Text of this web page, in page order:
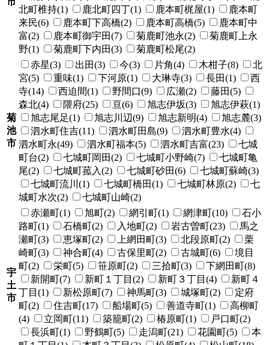
北町椎持(1)
鹿北町四丁(1) 鹿本町梶屋(1)
鹿本町
来民(6)
鹿本町下高橋(2) 鹿本町高橋(5)
鹿本町中
富(2)
鹿本町御宇田(7) 菊鹿町池永(2)
菊鹿町上永
野(1)
菊鹿町下内田(3) 菊鹿町松尾(2)
菊
池
市
赤星(3) 出田(3) 今(3) 片角(4) 木柑子(8)
北
宮(5)
重味(1) 下河原(1) 大琳寺(3) 長田(1)
西
寺(14)
西迫間(1) 野間口(9) 広瀬(2)
藤田(5)
森北(4)
隈府(25) 亘(6) 旭志伊坂(3)
旭志伊萩(1)
旭志尾足(1)
旭志川辺(9) 旭志新明(4)
旭志麓(3)
泗水町住吉(11)
泗水町田島(9)
泗水町豊水(4)
泗水町永(49)
泗水町福本(5) 泗水町吉富(23)
七城
町台(2)
七城町岡田(2) 七城町小野崎(7)
七城町亀
尾(2)
七城町菰入(2) 七城町砂田(6)
七城町蘇崎(3)
七城町流川(1)
七城町橋田(1) 七城町林原(2)
七
城町水次(2)
七城町山崎(2)
宇
土
市
赤瀬町(1) 旭町(2) 網引町(1) 網津町(10)
石小
路町(1)
石橋町(2) 入地町(2) 岩古曽町(23)
馬之
瀬町(3)
恵塚町(2) 上網田町(3) 北段原町(2)
栗
崎町(3)
神合町(4) 古保里町(2) 古城町(6)
境目
町(2)
栄町(5) 笹原町(2) 三拾町(3)
下網田町(8)
新開町(7)
新町１丁目(2) 新町３丁目(4)
新町４
丁目(1)
新松原町(7) 神馬町(3) 城塚町(2)
定府
町(2)
住吉町(17) 船場町(5) 善道寺町(1)
高柳町
(4)
立岡町(11) 築籠町(2) 椿原町(1)
戸口町(2)
長浜町(1)
野鶴町(5) 走潟町(21) 花園町(5)
本